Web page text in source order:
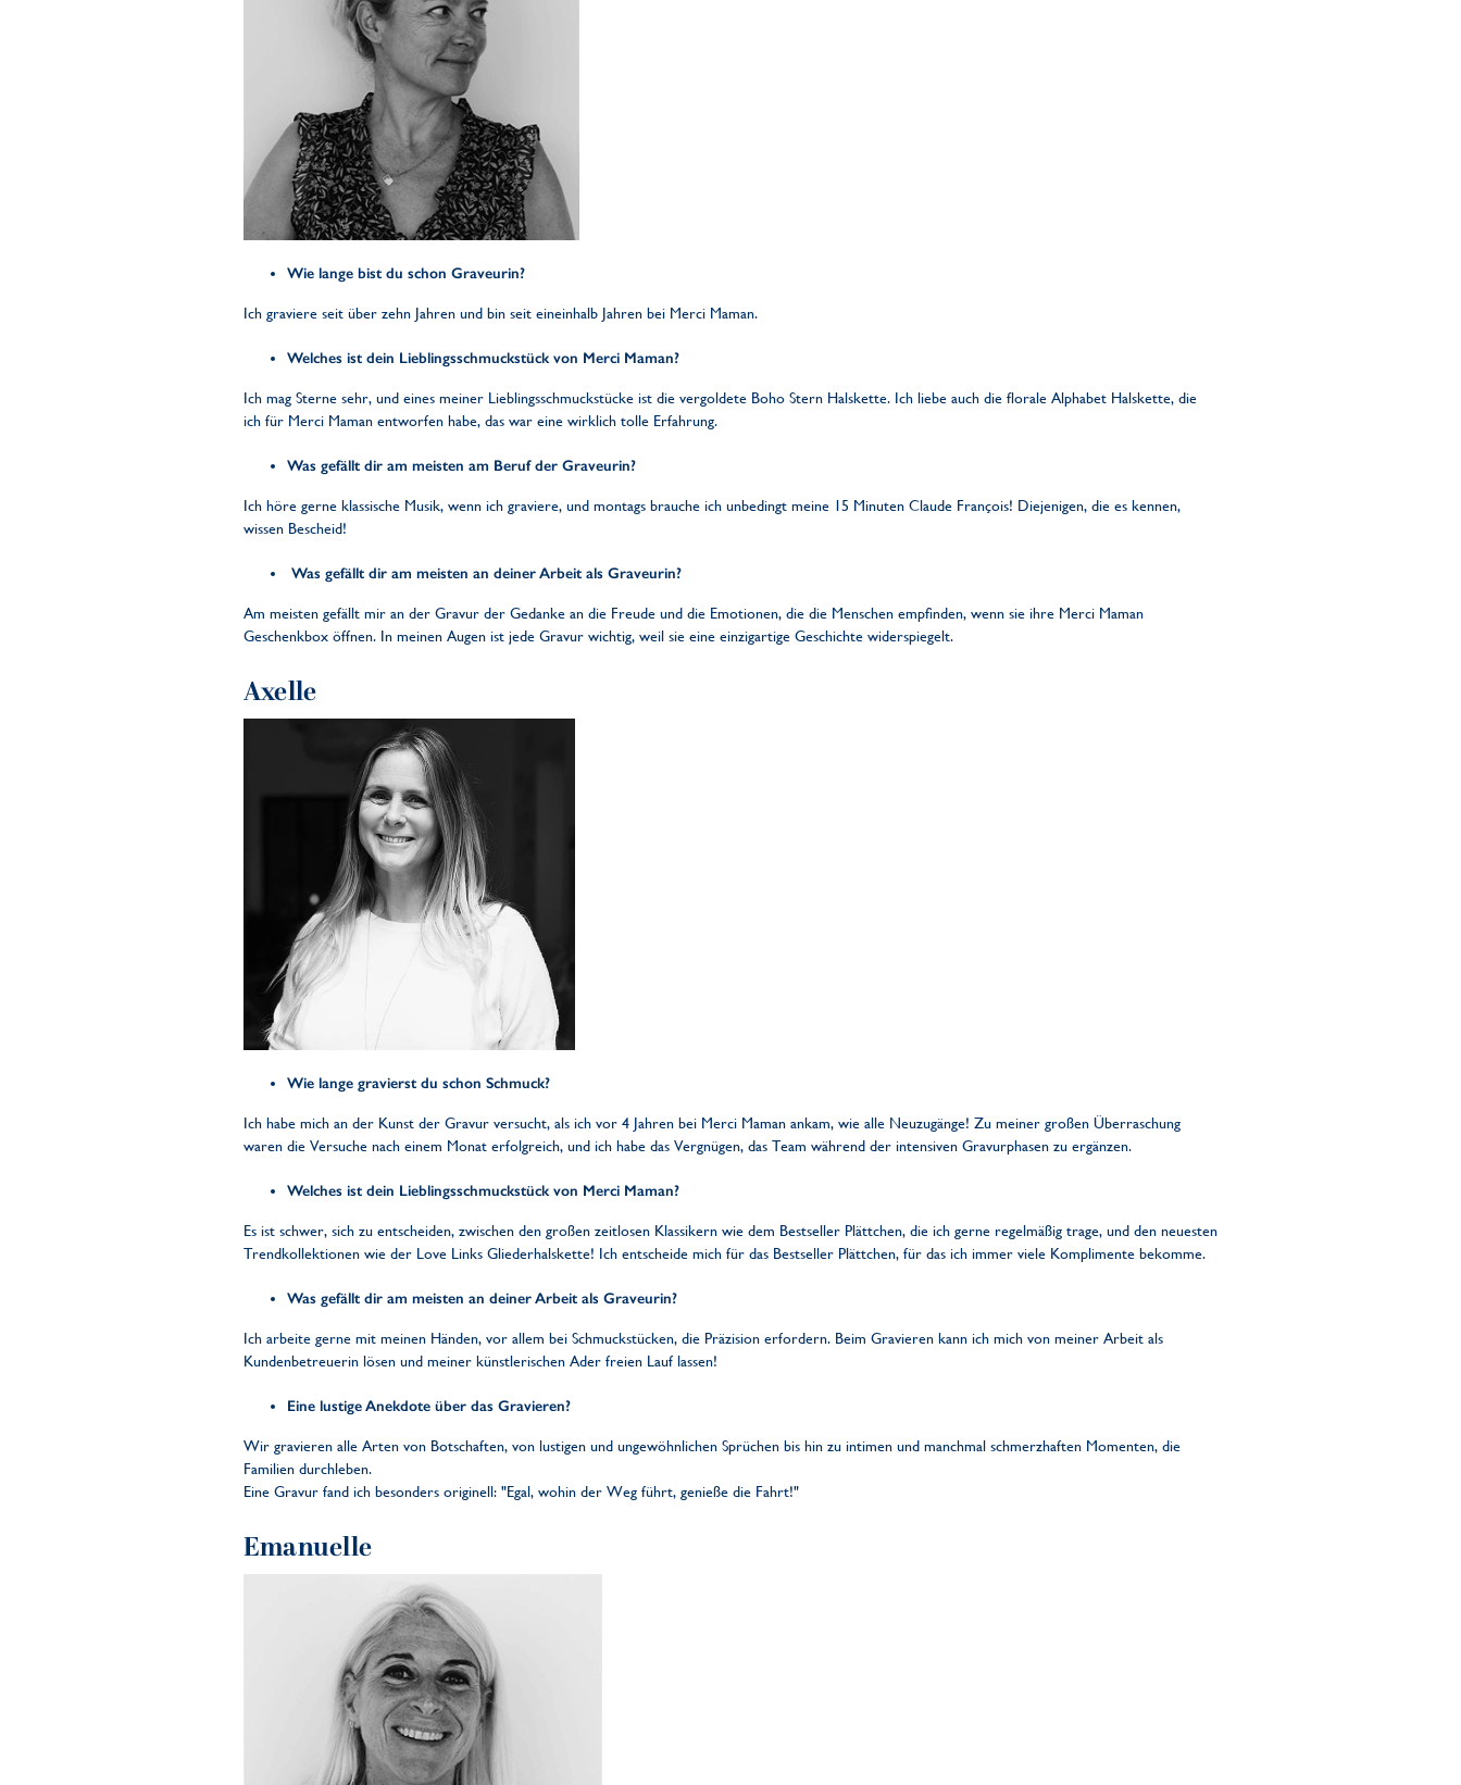
Wie lange bist du schon Graveurin?
Ich graviere seit über zehn Jahren und bin seit eineinhalb Jahren bei Merci Maman.
Welches ist dein Lieblingsschmuckstück von Merci Maman?
Ich mag Sterne sehr, und eines meiner Lieblingsschmuckstücke ist die vergoldete Boho Stern Halskette. Ich liebe auch die florale Alphabet Halskette, die
ich für Merci Maman entworfen habe, das war eine wirklich tolle Erfahrung.
Was gefällt dir am meisten am Beruf der Graveurin?
Ich höre gerne klassische Musik, wenn ich graviere, und montags brauche ich unbedingt meine 15 Minuten Claude François! Diejenigen, die es kennen,
wissen Bescheid!
Was gefällt dir am meisten an deiner Arbeit als Graveurin?
Am meisten gefällt mir an der Gravur der Gedanke an die Freude und die Emotionen, die die Menschen empfinden, wenn sie ihre Merci Maman
Geschenkbox öffnen. In meinen Augen ist jede Gravur wichtig, weil sie eine einzigartige Geschichte widerspiegelt.
Axelle
Wie lange gravierst du schon Schmuck?
Ich habe mich an der Kunst der Gravur versucht, als ich vor 4 Jahren bei Merci Maman ankam, wie alle Neuzugänge! Zu meiner großen Überraschung
waren die Versuche nach einem Monat erfolgreich, und ich habe das Vergnügen, das Team während der intensiven Gravurphasen zu ergänzen.
Welches ist dein Lieblingsschmuckstück von Merci Maman?
Es ist schwer, sich zu entscheiden, zwischen den großen zeitlosen Klassikern wie dem Bestseller Plättchen, die ich gerne regelmäßig trage, und den neuesten
Trendkollektionen wie der Love Links Gliederhalskette! Ich entscheide mich für das Bestseller Plättchen, für das ich immer viele Komplimente bekomme.
Was gefällt dir am meisten an deiner Arbeit als Graveurin?
Ich arbeite gerne mit meinen Händen, vor allem bei Schmuckstücken, die Präzision erfordern. Beim Gravieren kann ich mich von meiner Arbeit als
Kundenbetreuerin lösen und meiner künstlerischen Ader freien Lauf lassen!
Eine lustige Anekdote über das Gravieren?
Wir gravieren alle Arten von Botschaften, von lustigen und ungewöhnlichen Sprüchen bis hin zu intimen und manchmal schmerzhaften Momenten, die
Familien durchleben.
Eine Gravur fand ich besonders originell: "Egal, wohin der Weg führt, genieße die Fahrt!"
Emanuelle